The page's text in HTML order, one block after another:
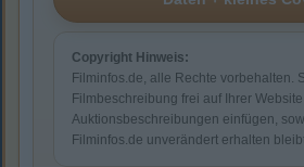
Copyright Hinweis:
Filminfos.de, alle Rechte vorbehalten.
Filmbeschreibung frei auf Ihrer
Auktionsbeschreibungen einfügen,
Filminfos.de unverändert erhalten